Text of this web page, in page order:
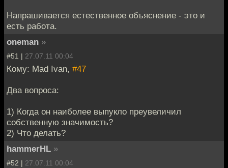
Напрашивается естественное объяснение - это и
есть работа.
oneman »
#51 | 27.07.11 00:04
Кому: Mad Ivan, #47
Два вопроса:
1) Когда он наиболее выпукло преувеличил
собственную значимость?
2) Что делать?
hammerHL »
#52 | 27.07.11 00:04